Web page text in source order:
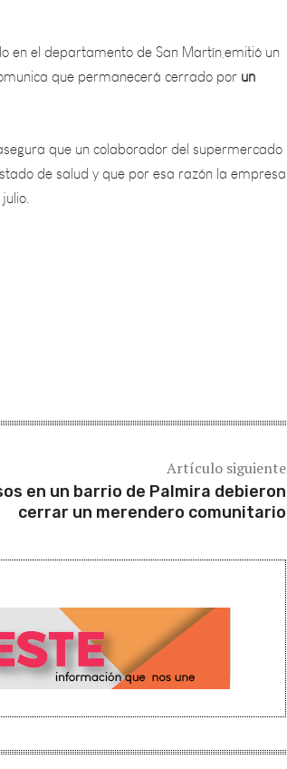
el departamento de San Martín,emitió un
que permanecerá cerrado porun
de salud y que por esa razón la empresa
Artículo siguiente
en un barrio de Palmira debieron
cerrar un merendero comunitario